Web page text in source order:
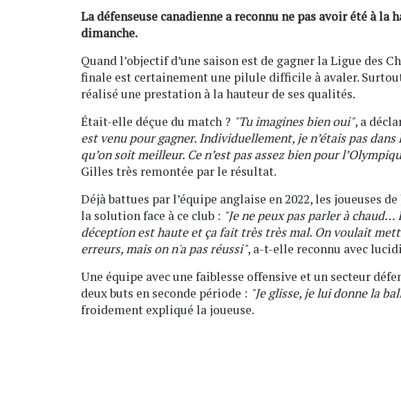
La défenseuse canadienne a reconnu ne pas avoir été à
dimanche.
Quand l’objectif d’une saison est de gagner la Ligue des
finale est certainement une pilule difficile à avaler.
réalisé une prestation à la hauteur de ses qualités.
Était-elle déçue du match ? "Tu imagines bien oui", a
est venu pour gagner. Individuellement, je n’étais pas
qu’on soit meilleur. Ce n’est pas assez bien pour
Gilles très remontée par le résultat.
Déjà battues par l’équipe anglaise en 2022, les joueuses de
la solution face à ce club : "Je ne peux pas parler à
déception est haute et ça fait très très mal. On voulait
erreurs, mais on n'a pas réussi", a-t-elle reconnu avec
Une équipe avec une faiblesse offensive et un secteur
deux buts en seconde période : "Je glisse, je lui donne la
froidement expliqué la joueuse.